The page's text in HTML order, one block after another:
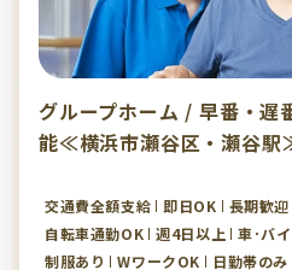
グループホーム / 早番・遅
能≪横浜市瀬谷区・瀬谷
交通費全額支給 即日OK 長期歓迎
自転車通勤OK
週4日以上 車･バ
制服あり
WワークOK 日勤帯のみ